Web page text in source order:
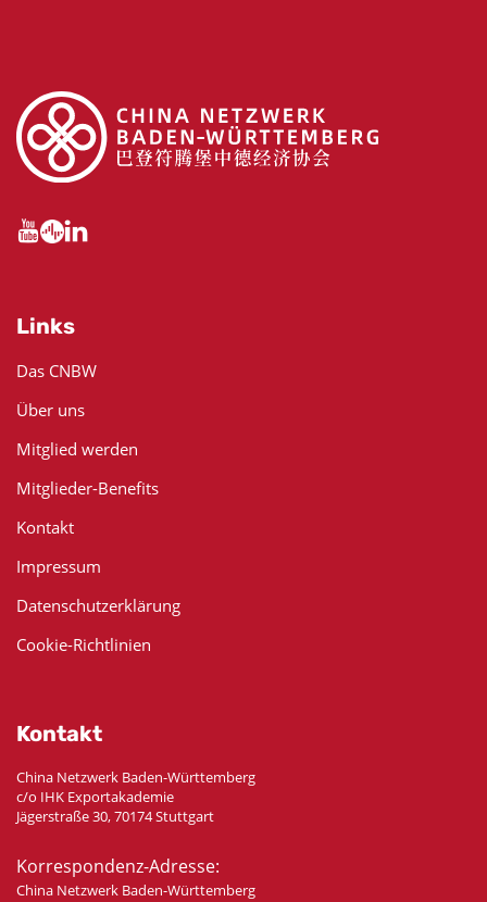
Links
Das CNBW
Über uns
Mitglied werden
Mitglieder-Benefits
Kontakt
Impressum
Datenschutzerklärung
Cookie-Richtlinien
Kontakt
China Netzwerk Baden-Württemberg
c/o IHK Exportakademie
Jägerstraße 30, 70174 Stuttgart
Korrespondenz-Adresse:
China Netzwerk Baden-Württemberg